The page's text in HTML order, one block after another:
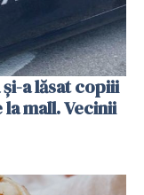
a lăsat copiii
mall. Vecinii